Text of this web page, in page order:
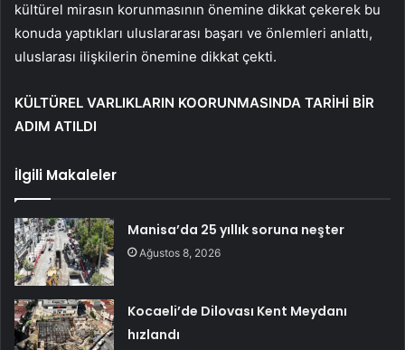
kültürel mirasın korunmasının önemine dikkat çekerek bu
konuda yaptıkları uluslararası başarı ve önlemleri anlattı,
uluslarası ilişkilerin önemine dikkat çekti.
KÜLTÜREL VARLIKLARIN KOORUNMASINDA TARİHİ BİR
ADIM ATILDI
İlgili Makaleler
Manisa’da 25 yıllık soruna neşter
Ağustos 8, 2026
Kocaeli’de Dilovası Kent Meydanı
hızlandı